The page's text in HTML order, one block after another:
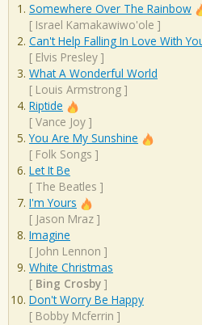
Somewhere Over The Rainbow
[ Israel Kamakawiwo'ole ]
Can't Help Falling In Love With
[ Elvis Presley ]
What A Wonderful World
[ Louis Armstrong ]
Riptide
[ Vance Joy ]
You Are My Sunshine
[ Folk Songs ]
Let It Be
[ The Beatles ]
I'm Yours
[ Jason Mraz ]
Imagine
[ John Lennon ]
White Christmas
[ Bing Crosby ]
Don't Worry Be Happy
[ Bobby Mcferrin ]